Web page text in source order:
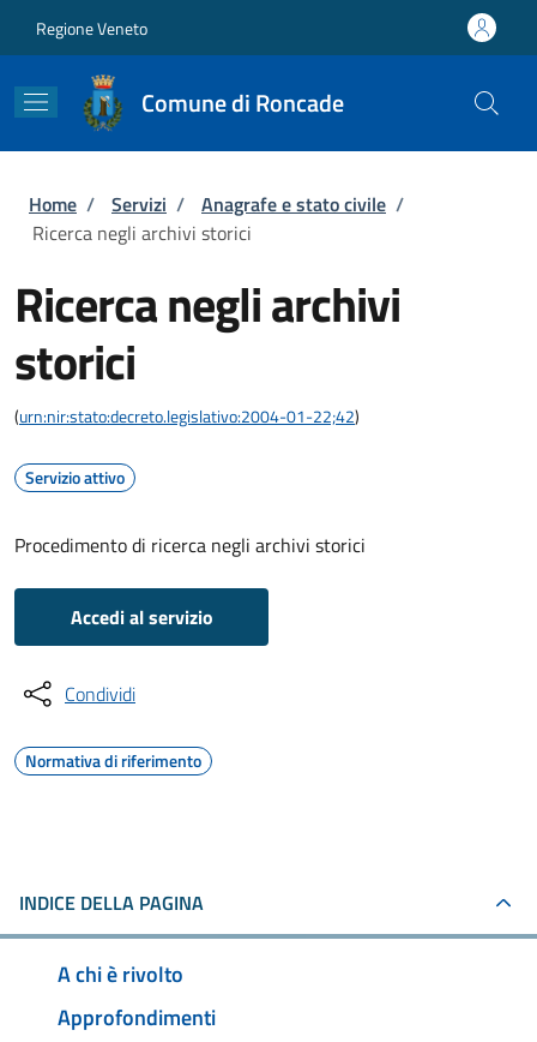
Regione Veneto
Comune di Roncade
Briciole di pane
Home / Servizi / Anagrafe e stato civile /
Ricerca negli archivi storici
Ricerca negli archivi
storici
(urn:nir:stato:decreto.legislativo:2004-01-22;42)
Servizio attivo
Procedimento di ricerca negli archivi storici
Accedi al servizio
Condividi
Normativa di riferimento
INDICE DELLA PAGINA
A chi è rivolto
Approfondimenti